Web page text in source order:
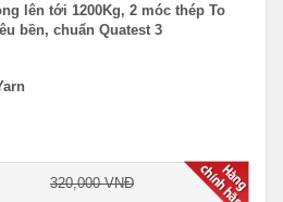
lên tới 1200Kg, 2 móc thép To
bền, chuẩn Quatest 3
320,000 VNĐ